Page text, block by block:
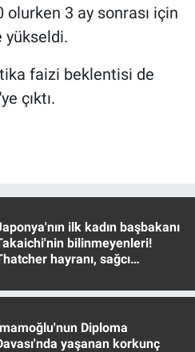
3 ay sonrası için
yükseldi.
faizi beklentisi de
çıktı.
ilk kadın başbakanı
bilinmeyenleri!
hayranı, sağcı
Diploma
yaşanan korkunç